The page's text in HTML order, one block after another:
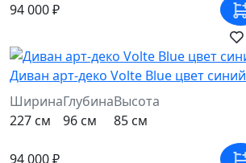
94 000 ₽
Диван арт-деко Volte Blue цвет синий
Ширина
227 см
Глубина
96 см
Высота
85 см
94 000 ₽